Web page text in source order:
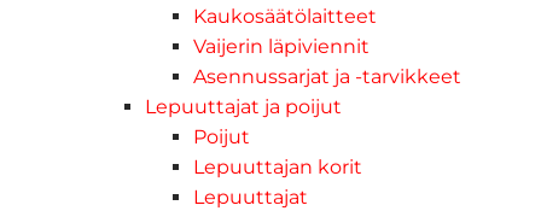
Kaukosäätölaitteet
Vaijerin läpiviennit
Asennussarjat ja -tarvikkeet
Lepuuttajat ja poijut
Poijut
Lepuuttajan korit
Lepuuttajat